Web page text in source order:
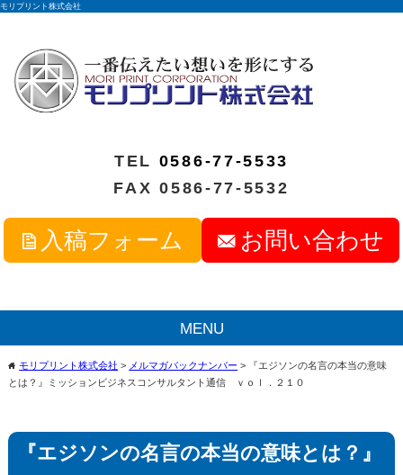
モリプリント株式会社
TEL 0586-77-5533
FAX 0586-77-5532
入稿フォーム お問い合わせ
MENU
homeモリプリント株式会社 > メルマガバックナンバー >
『エジソンの名言の本当の意味
とは？』ミッションビジネスコンサルタント通信 ｖｏｌ．２１０
『エジソンの名言の本当の意味とは？』